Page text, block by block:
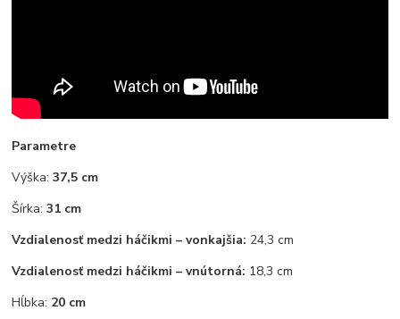
Parametre
Výška:37,5 cm
Šírka:31 cm
Vzdialenosť medzi háčikmi – vonkajšia: 24,3 cm
Vzdialenosť medzi háčikmi – vnútorná: 18,3 cm
Hĺbka: 20 cm